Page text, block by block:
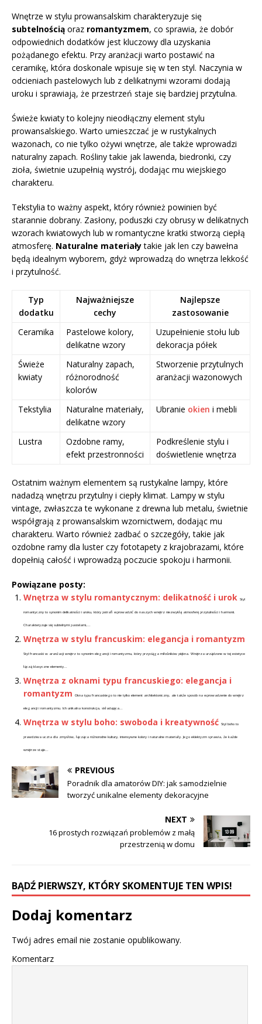
Wnętrze w stylu prowansalskim charakteryzuje się
subtelnością oraz romantyzmem, co sprawia, że dobór
odpowiednich dodatków jest kluczowy dla uzyskania
pożądanego efektu. Przy aranżacji warto postawić na
ceramikę, która doskonale wpisuje się w ten styl. Naczynia w
odcieniach pastelowych lub z delikatnymi wzorami dodają
uroku i sprawiają, że przestrzeń staje się bardziej przytulna.
Świeże kwiaty to kolejny nieodłączny element stylu
prowansalskiego. Warto umieszczać je w rustykalnych
wazonach, co nie tylko ożywi wnętrze, ale także wprowadzi
naturalny zapach. Rośliny takie jak lawenda, biedronki, czy
zioła, świetnie uzupełnią wystrój, dodając mu wiejskiego
charakteru.
Tekstylia to ważny aspekt, który również powinien być
starannie dobrany. Zasłony, poduszki czy obrusy w delikatnych
wzorach kwiatowych lub w romantyczne kratki stworzą ciepłą
atmosferę. Naturalne materiałytakie jak len czy bawełna
będą idealnym wyborem, gdyż wprowadzą do wnętrza lekkość
i przytulność.
Typ
dodatku
Najważniejsze
cechy
Najlepsze
zastosowanie
Ceramika
Pastelowe kolory,
delikatne wzory
Uzupełnienie stołu lub
dekoracja półek
Świeże
kwiaty
Naturalny zapach,
różnorodność
kolorów
Stworzenie przytulnych
aranżacji wazonowych
Tekstylia
Naturalne materiały,
delikatne wzory
Ubranie okien i mebli
Lustra
Ozdobne ramy,
efekt przestronności
Podkreślenie stylu i
doświetlenie wnętrza
Ostatnim ważnym elementem są rustykalne lampy, które
nadadzą wnętrzu przytulny i ciepły klimat. Lampy w stylu
vintage, zwłaszcza te wykonane z drewna lub metalu, świetnie
współgrają z prowansalskim wzornictwem, dodając mu
charakteru. Warto również zadbać o szczegóły, takie jak
ozdobne ramy dla luster czy fototapety z krajobrazami, które
dopełnią całość i wprowadzą poczucie spokoju i harmonii.
Powiązane posty:
Wnętrza w stylu romantycznym: delikatność i urok Styl
romantyczny to synonim delikatności i uroku, który potrafi wprowadzić do naszych wnętrz niezwykłą atmosferę przytulności i harmonii.
Charakteryzuje się subtelnymi pastelami,...
Wnętrza w stylu francuskim: elegancja i romantyzm
Styl francuski w aranżacji wnętrz to synonim elegancji i romantyzmu, który przyciąga miłośników piękna. Wnętrza urządzone w tej estetyce
łączą klasyczne elementy...
Wnętrza z oknami typu francuskiego: elegancja i
romantyzm
Okna typu francuskiego to nie tylko element architektoniczny, ale także sposób na wprowadzenie do wnętrz
elegancji i romantyzmu. Ich unikalna konstrukcja, składająca...
Wnętrza w stylu boho: swoboda i kreatywność Styl boho to
prawdziwa uczta dla zmysłów, łącząca różnorodne kultury, intensywne kolory i naturalne materiały. Jego eklektyzm sprawia, że każde
wnętrze staje...
PREVIOUS
Poradnik dla amatorów DIY: jak samodzielnie
tworzyć unikalne elementy dekoracyjne
NEXT
16 prostych rozwiązań problemów z małą
przestrzenią w domu
BĄDŹ PIERWSZY, KTÓRY SKOMENTUJE TEN WPIS!
Dodaj komentarz
Twój adres email nie zostanie opublikowany.
Komentarz